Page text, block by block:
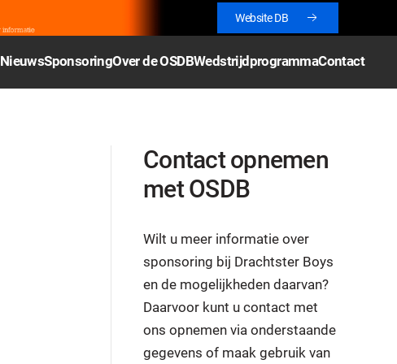
Website DB
NieuwsSponsoringOver de OSDBWedstrijdprogrammaContact
Contact opnemen
met OSDB
Wilt u meer informatie over
sponsoring bij Drachtster Boys
en de mogelijkheden daarvan?
Daarvoor kunt u contact met
ons opnemen via onderstaande
gegevens of maak gebruik van